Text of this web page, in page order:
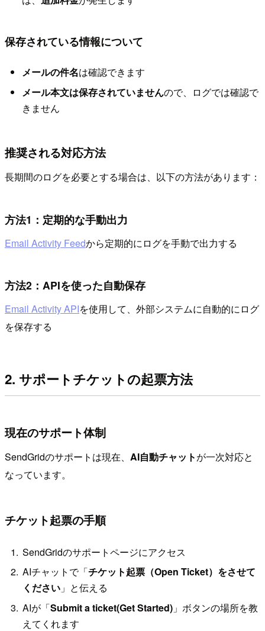
保存されている情報について
メールの件名は確認できます
メール本文は保存されていませんので、ログでは確認で
きません
推奨される対応方法
長期間のログを必要とする場合は、以下の方法があります：
方法1：定期的な手動出力
Email Activity Feedから定期的にログを手動で出力する
方法2：APIを使った自動保存
Email Activity APIを使用して、外部システムに自動的にログ
を保存する
2. サポートチケットの起票方法
現在のサポート体制
SendGridのサポートは現在、 AI自動チャットが一次対応と
なっています。
チケット起票の手順
SendGridのサポートページにアクセス
AIチャットで「チケット起票（Open Ticket）をさせて
ください 」と伝える
AIが「Submit a ticket(Get Started) 」ボタンの場所を教
えてくれます